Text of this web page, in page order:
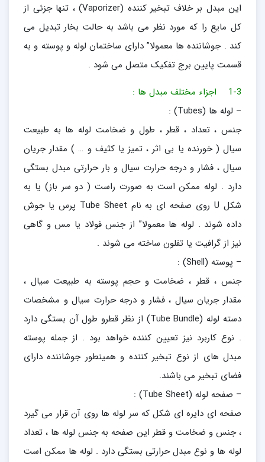
این مبدل بر خلاف تبخیر کننده (Vaporizer) ، تنها جزئی از
کل مایع را که مورد نظر می باشد به حالت بخار تبدیل می
کند . جوشاننده ها معمولا” دارای ساختمان لوله و پوسته و به
قسمت پایین برج تفکیک متصل می شود .
1-3 اجزاء مختلف مبدل ها :
– لوله ها (Tubes) :
جنس ، تعداد ، قطر ، طول و ضخامت لوله ها به طبیعت
سیال ( خورنده یا بی اثر ، تمیز یا کثیف و … ) مقدار جریان
سیال ، فشار و درجه حرارت سیال و بار حرارتی مبدل بستگی
دارد . لوله ممکن است به صورت راست ( دو سر باز) یا به
شکل U روی صفحه ای به نام Tube Sheet پرس یا جوش
داده شوند . لوله ها معمولا” از جنس فولاد یا مس و گاهی
نیز از گرافیت یا تفلون ساخته می شوند .
– پوسته (Shell) :
جنس ، قطر ، ضخامت و حجم پوسته به طبیعت سیال ،
مقدار جریان سیال ، فشار و درجه حرارت سیال و مشخصات
دسته لوله (Tube Bundle) از نظر قطرو طول آن بستگی دارد
. نوع کاربرد نیز تعیین کننده خواهد بود . از جمله پوسته
مبدل های از نوع تبخیر کننده و همینطور جوشاننده دارای
فضای تبخیر می باشند.
– صفحه لوله (Tube Sheet) :
صفحه ای دایره ای شکل که سر لوله ها روی آن قرار می گیرد
، جنس و ضخامت و قطر این صفحه به جنس لوله ها ، تعداد
لوله ها و نوع مبدل حرارتی بستگی دارد . لوله ها ممکن است